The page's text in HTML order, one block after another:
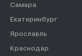
Самара
Екатеринбург
Ярославль
Краснодар